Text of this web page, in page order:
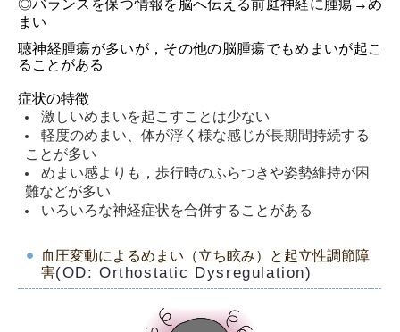
◎バランスを保つ情報を脳へ伝える前庭神経に腫瘍→め
まい
聴神経腫瘍が多いが， その他の脳腫瘍でもめまいが起こ
ることがある
症状の特徴
激しいめまいを起こすことは少ない
軽度のめまい、体が浮く様な感じが長期間持続する
ことが多い
めまい感よりも，歩行時のふらつきや姿勢維持が困
難などが多い
いろいろな神経症状を合併することがある
血圧変動によるめまい（立ち眩み）と起立性調節障
害(OD: Orthostatic Dysregulation)